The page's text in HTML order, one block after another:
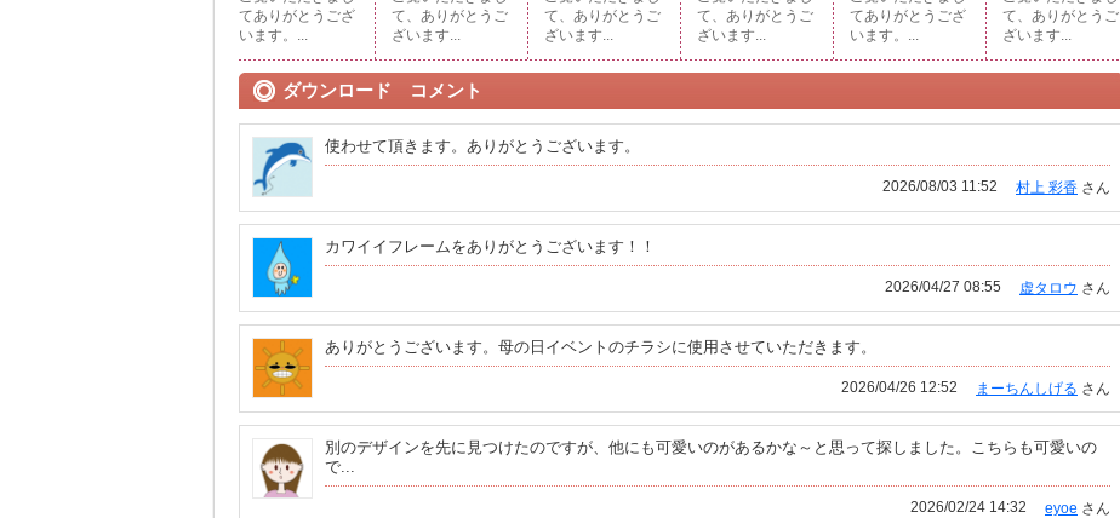
てありがとうござ
います。...
て、ありがとうご
ざいます...
て、ありがとうご
ざいます...
て、ありがとうご
ざいます...
てありがとうござ
います。...
て、ありがとうご
ざいます...
ダウンロード コメント
使わせて頂きます。ありがとうございます。
村上 彩香 さん
2026/08/03 11:52
カワイイフレームをありがとうございます！！
虚タロウ さん
2026/04/27 08:55
ありがとうございます。母の日イベントのチラシに使用させていただきます。
まーちんしげる さん
2026/04/26 12:52
別のデザインを先に見つけたのですが、他にも可愛いのがあるかな～と思って探しました。こちらも可愛いの
で...
eyoe さん
2026/02/24 14:32